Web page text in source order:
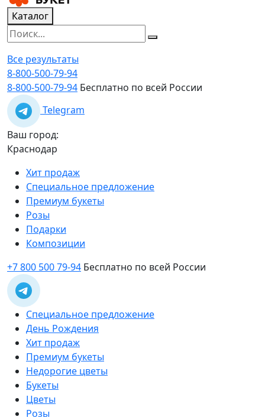
Каталог
Все результаты
8-800-500-79-94
8-800-500-79-94 Бесплатно по всей России
Telegram
Ваш город:
Краснодар
Хит продаж
Специальное предложение
Премиум букеты
Розы
Подарки
Композиции
+7 800 500 79-94 Бесплатно по всей России
Специальное предложение
День Рождения
Хит продаж
Премиум букеты
Недорогие цветы
Букеты
Цветы
Розы